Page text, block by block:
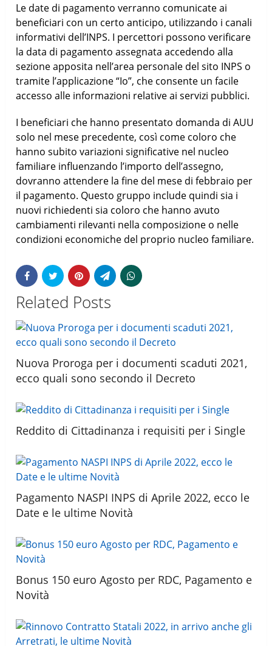
Le date di pagamento verranno comunicate ai
beneficiari con un certo anticipo, utilizzando i canali
informativi dell’INPS. I percettori possono verificare
la data di pagamento assegnata accedendo alla
sezione apposita nell’area personale del sito INPS o
tramite l’applicazione “Io”, che consente un facile
accesso alle informazioni relative ai servizi pubblici.
I beneficiari che hanno presentato domanda di AUU
solo nel mese precedente, così come coloro che
hanno subito variazioni significative nel nucleo
familiare influenzando l’importo dell’assegno,
dovranno attendere la fine del mese di febbraio per
il pagamento. Questo gruppo include quindi sia i
nuovi richiedenti sia coloro che hanno avuto
cambiamenti rilevanti nella composizione o nelle
condizioni economiche del proprio nucleo familiare.
Related Posts
Nuova Proroga per i documenti scaduti 2021,
ecco quali sono secondo il Decreto
Reddito di Cittadinanza i requisiti per i Single
Pagamento NASPI INPS di Aprile 2022, ecco le
Date e le ultime Novità
Bonus 150 euro Agosto per RDC, Pagamento e
Novità